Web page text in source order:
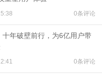
0条评论
年破壁前行，为6亿用户带
0条评论